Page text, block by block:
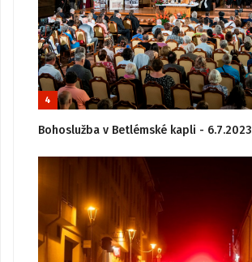
4
Bohoslužba v Betlémské kapli - 6.7.2023